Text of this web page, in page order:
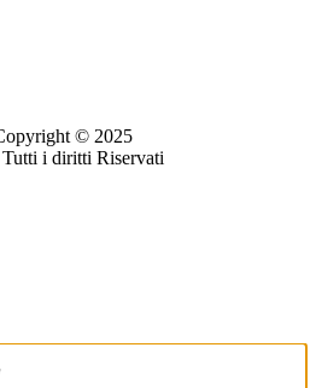
© 2025
i diritti Riservati